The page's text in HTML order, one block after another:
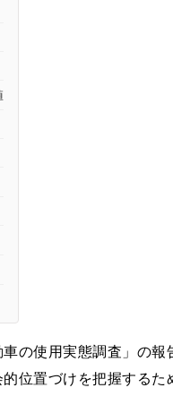
の使用実態調査」の報
位置づけを把握するた